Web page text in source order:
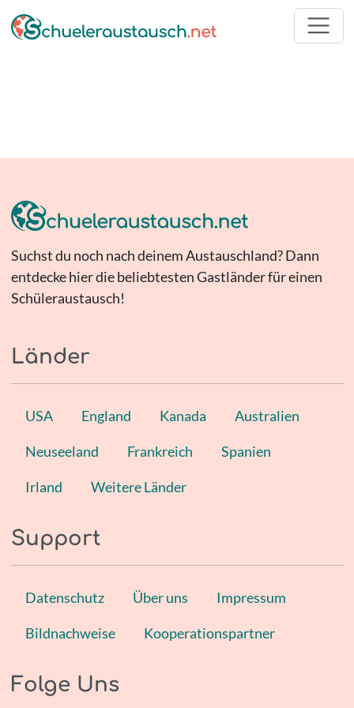
Suchst du noch nach deinem Austauschland? Dann
entdecke hier die beliebtesten Gastländer für einen
Schüleraustausch!
Länder
USA England Kanada Australien
Neuseeland Frankreich Spanien
Irland Weitere Länder
Support
Datenschutz Über uns Impressum
Bildnachweise Kooperationspartner
Folge Uns